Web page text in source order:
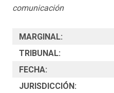
comunicación
MARGINAL:
TRIBUNAL:
FECHA:
JURISDICCIÓN: